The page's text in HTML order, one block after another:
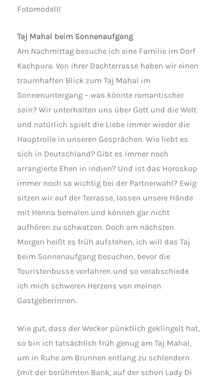
Fotomodell!
Taj Mahal beim Sonnenaufgang
Am Nachmittag besuche ich eine Familie im Dorf
Kachpura. Von ihrer Dachterrasse haben wir einen
traumhaften Blick zum Taj Mahal im
Sonnenuntergang – was könnte romantischer
sein? Wir unterhalten uns über Gott und die Welt
und natürlich spielt die Liebe immer wieder die
Hauptrolle in unseren Gesprächen. Wie liebt es
sich in Deutschland? Gibt es immer noch
arrangierte Ehen in Indien? Und ist das Horoskop
immer noch so wichtig bei der Partnerwahl? Ewig
sitzen wir auf der Terrasse, lassen unsere Hände
mit Henna bemalen und können gar nicht
aufhören zu schwatzen. Doch am nächsten
Morgen heißt es früh aufstehen, ich will das Taj
beim Sonnenaufgang besuchen, bevor die
Touristenbusse vorfahren und so verabschiede
ich mich schweren Herzens von meinen
Gastgeberinnen.
Wie gut, dass der Wecker pünktlich geklingelt hat,
so bin ich tatsächlich früh genug am Taj Mahal,
um in Ruhe am Brunnen entlang zu schlendern
(mit der berühmten Bank, auf der schon Lady Di